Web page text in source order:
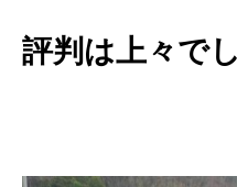
評判は上々でし